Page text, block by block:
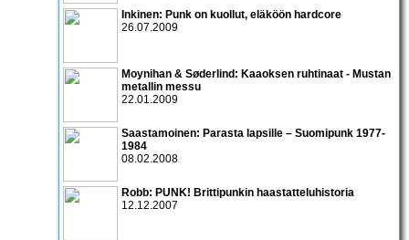
Inkinen: Punk on kuollut, eläköön hardcore
26.07.2009
Moynihan & Søderlind: Kaaoksen ruhtinaat - Mustan
metallin messu
22.01.2009
Saastamoinen: Parasta lapsille – Suomipunk 1977-
1984
08.02.2008
Robb: PUNK! Brittipunkin haastatteluhistoria
12.12.2007